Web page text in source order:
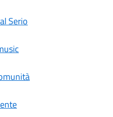
Serio